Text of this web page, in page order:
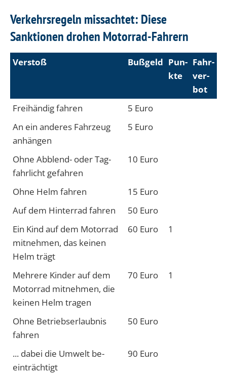
Verkehrsregeln missachtet: Diese
Sanktionen drohen Motorrad-Fahrern
Ver­stoß Bußgeld Pun­
kte
Fahr­
ver­
bot
Frei­hän­dig fahren
5 Eu­ro
An ein an­de­res Fahr­zeug
an­hängen
5 Eu­ro
Oh­ne Ab­blend- o­der Tag­
fahr­licht ge­fah­ren
10 Eu­ro
Oh­ne Helm ­fah­ren
15 Eu­ro
Auf dem Hinter­rad fahren
50 Eu­ro
Ein Kind auf dem Motor­rad
mitnehmen, das keinen
Helm trägt
60 Eu­ro 1
Meh­rere Kin­der auf dem
Motor­rad mit­nehmen, die
kei­nen Helm tra­gen
70 Eu­ro 1
Oh­ne Betriebs­erlaub­nis
fah­ren
50 Eu­ro
... da­bei die Um­welt be­
einträch­tigt
90 Eu­ro